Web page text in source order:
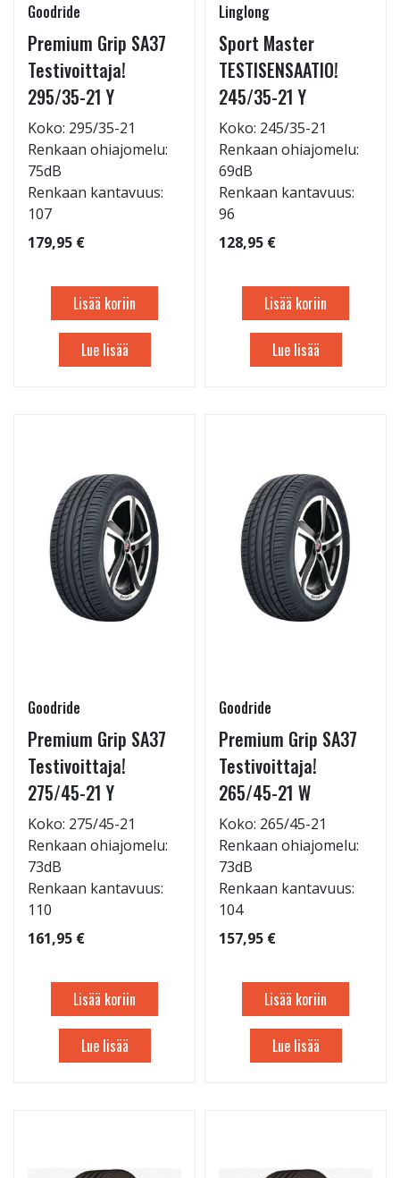
Goodride
Premium Grip SA37
Testivoittaja!
295/35-21 Y
Koko: 295/35-21
Renkaan ohiajomelu:
75dB
Renkaan kantavuus:
107
179,95 €
Lisää koriin
Lue lisää
Linglong
Sport Master
TESTISENSAATIO!
245/35-21 Y
Koko: 245/35-21
Renkaan ohiajomelu:
69dB
Renkaan kantavuus:
96
128,95 €
Lisää koriin
Lue lisää
Goodride
Premium Grip SA37
Testivoittaja!
275/45-21 Y
Koko: 275/45-21
Renkaan ohiajomelu:
73dB
Renkaan kantavuus:
110
161,95 €
Lisää koriin
Lue lisää
Goodride
Premium Grip SA37
Testivoittaja!
265/45-21 W
Koko: 265/45-21
Renkaan ohiajomelu:
73dB
Renkaan kantavuus:
104
157,95 €
Lisää koriin
Lue lisää